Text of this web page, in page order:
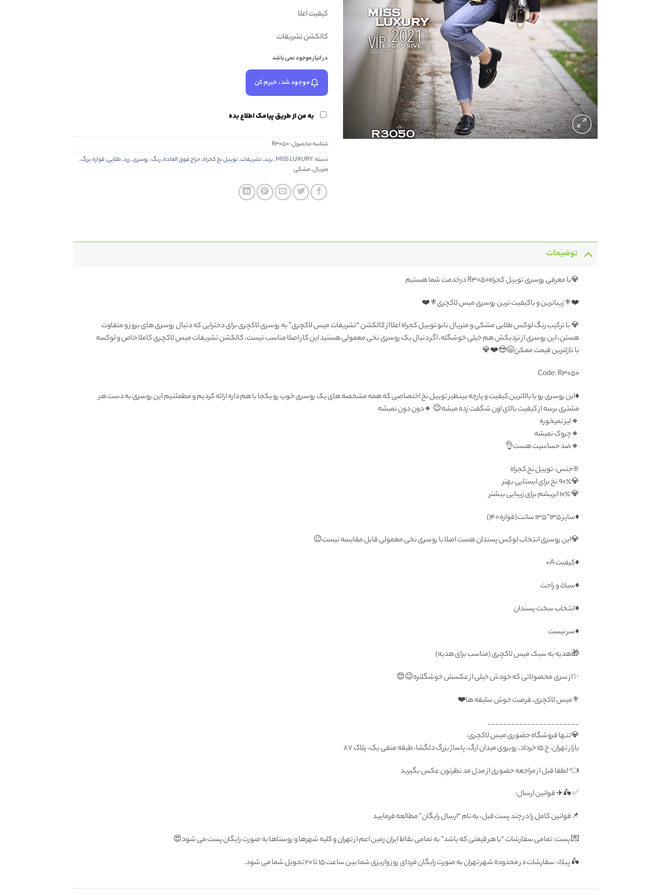
کیفیت اعلا
کالکشن تشریفات
در انبار موجود نمی باشد
موجود شد، خبرم کن
به من از طریق پیامک اطلاع بده
شناسه محصول: R3050
دسته:MISS LUXURY
,برند,تشریفات,توییل نخ کجراه,حراج فوق العاده,رنگ,روسری,زرد,طلایی,قواره بزرگ,
متریال,مشکی
توضیحات
💎با معرفی روسری توییل کجراهR3050 درخدمت شما هستیم
❤️⚜️زیباترین و باکیفیت ترین روسری میس لاکچری⚜️❤️
💎 با ترکیب رنگ لوکس طلایی مشکی و متریال نانو توییل کجراه اعلا از کالکشن “تشریفات میس لاکچری” یه روسری لاکچری برای دخترایی که دنبال روسری های بروز و متفاوت
هستن، این روسری از نزدیکش هم خیلی خوشگله، اگر دنبال یک روسری نخی معمولی هستید این کار اصلا مناسب نیست، کالکشن تشریفات میس لاکچری کاملا خاص و لوکسه
با نازلترین قیمت ممکن😉😍❤️💎
Code: R3050
♦️این روسری رو با بالاترین کیفیت و پارچه بینظیر توییل نخ اختصاصی که همه مشخصه های یک روسری خوب رو یکجا با هم داره ارائه کردیم و مطمئنیم این روسری به دست هر
مشتری برسه از کیفیت بالای اون شگفت زده میشه😉 🔸دون دون ‌نمیشه
🔸لیز نمیخوره
🔸چروک نمیشه
🔸ضد حساسیت هست👌
❇️جنس: توییل نخ کجراه
💎۹۰٪ نخ برای ایستایی بهتر
💎 ۱۰٪ ابریشم برای زیبایی بیشتر
♦️سايز ۱۳۵*۱۳۵ سانت(قواره ۱۴۰)
💎این روسری انتخاب لوکس پسندان هست اصلا با روسری نخی معمولی قابل مقایسه نیست😉
♦️كيفيت A+
♦️سبك و راحت
♦️انتخاب سخت پسندان
♦️سر نيست
🎁هدیه به سبک میس لاکچری (مناسب برای هدیه)
✨از سری محصولاتی که خودش خیلی از عکسش خوشگلتره😉😍
⚜️میس لاکچری، فرصت خوش سلیقه ها❤️
_______________________
💎تنها فروشگاه حضوری میس لاکچری:
بازار تهران، خ ۱۵ خرداد، روبروی میدان ارگ، پاساژ بزرگ دلگشا، طبقه منفی یک، پلاک ۸۷
👈 لطفا قبل از مراجعه حضوری از مدل مد نظرتون عكس بگيريد
✅ 🛵✈️ قوانين ارسال:
📌قوانین کامل را در چند پست قبل، به نام “ارسال رایگان” مطالعه فرمایید
💌 پست: تمامى سفارشات “با هر قيمتى كه باشد” به تمامى نقاط ايران زمين اعم از تهران و كليه شهرها و روستاها به صورت رايگان پست می شود😍
🛵 پيك: سفارشات در محدوده شهر تهران به صورت رايگان فرداى روز واريزى شما بين ساعت ۱۵ تا ٢٠ تحويل شما مى شود.